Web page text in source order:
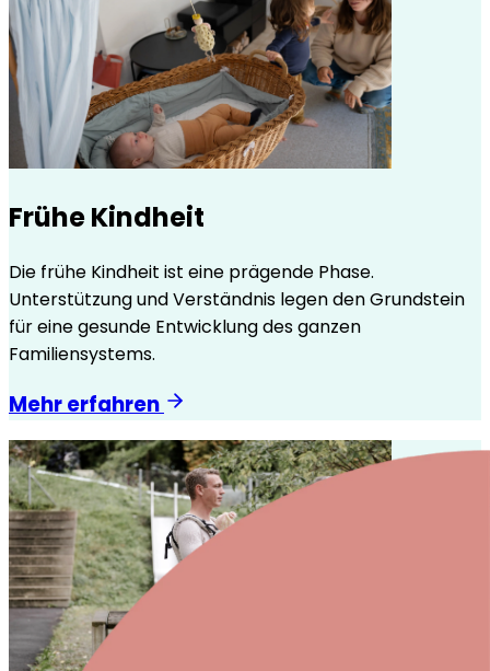
Frühe Kindheit
Die frühe Kindheit ist eine prägende Phase.
Unterstützung und Verständnis legen den Grundstein
für eine gesunde Entwicklung des ganzen
Familiensystems.
Mehr erfahren